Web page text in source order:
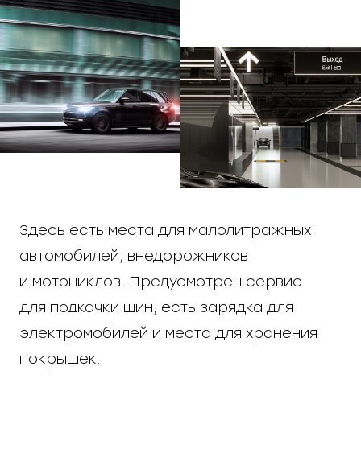
Здесь есть места для малолитражных
автомобилей, внедорожников
и мотоциклов. Предусмотрен сервис
для подкачки шин, есть зарядка для
электромобилей и места для хранения
покрышек.